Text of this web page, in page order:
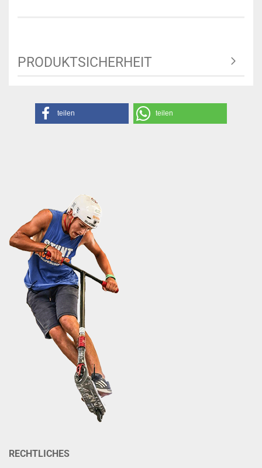
PRODUKTSICHERHEIT
teilen teilen
RECHTLICHES